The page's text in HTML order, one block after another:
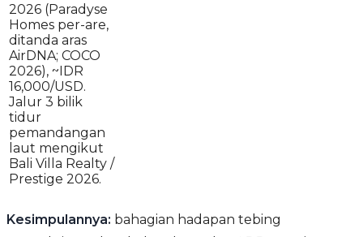
2026 (Paradyse
Homes per-are,
ditanda aras
AirDNA; COCO
2026), ~IDR
16,000/USD.
Jalur 3 bilik
tidur
pemandangan
laut mengikut
Bali Villa Realty /
Prestige 2026.
Kesimpulannya: bahagian hadapan tebing